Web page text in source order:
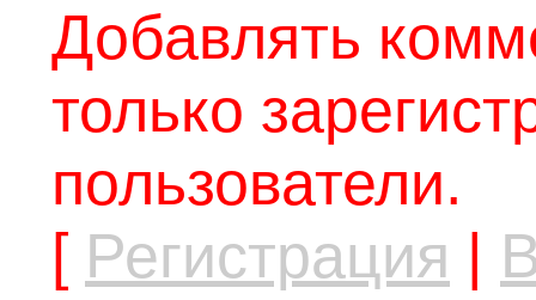
Добавлять
только
пользователи.
[ Регистрация |